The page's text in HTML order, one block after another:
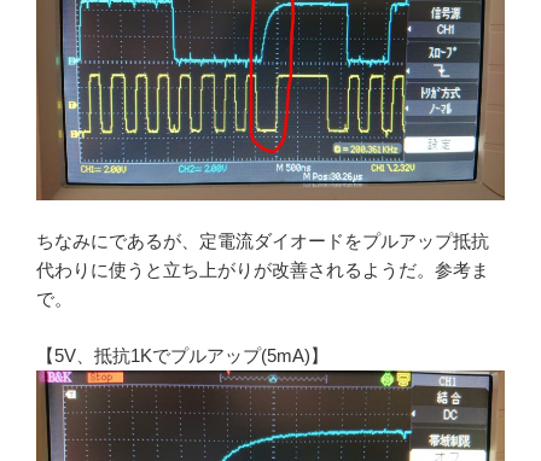
ちなみにであるが、定電流ダイオードをプルアップ抵抗
代わりに使うと立ち上がりが改善されるようだ。参考ま
で。
【5V、抵抗1Kでプルアップ(5mA)】